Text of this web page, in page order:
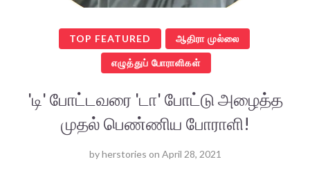
TOP FEATURED ஆதிரா முல்லை
எழுத்துப் போராளிகள்
'டி' போட்டவரை 'டா' போட்டு அழைத்த
முதல் பெண்ணிய போராளி!
byherstories on April 28, 2021